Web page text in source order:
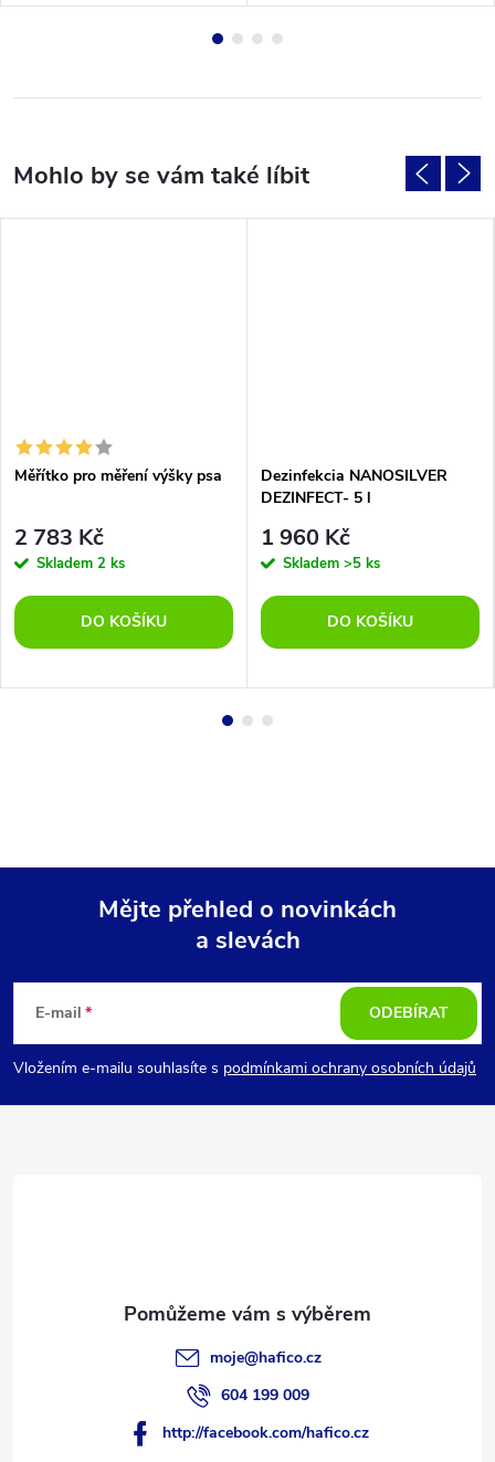
Měřítko pro měření výšky psa
2 783 Kč
Skladem 2 ks
DO KOŠÍKU
Dezinfekcia NANOSILVER
DEZINFECT- 5 l
1 960 Kč
Skladem >5 ks
DO KOŠÍKU
p
a
Mějte přehled o novinkách
a slevách
E-mail
Vložením e-mailu souhlasíte s podmínkami ochrany osobních údajů
ODEBÍRAT
moje@hafico.cz
604 199 009
http://facebook.com/hafico.cz